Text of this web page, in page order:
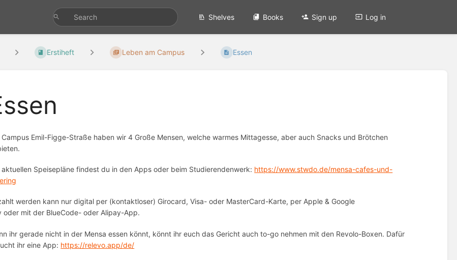
Shelves Books Sign up Log in
Erstiheft Leben am Campus Essen
Campus Emil-Figge-Straße haben wir 4 Große Mensen, welche warmes Mittagesse, aber auch Snacks und Brötchen
aktuellen Speisepläne findest du in den Apps oder beim Studierendenwerk: https://www.stwdo.de/mensa-cafes-und-
werden kann nur digital per (kontaktloser) Girocard, Visa- oder MasterCard-Karte, per Apple & Google
oder mit der BlueCode- oder Alipay-App.
ihr gerade nicht in der Mensa essen könnt, könnt ihr euch das Gericht auch to-go nehmen mit den Revolo-Boxen. Dafür
ihr eine App: https://relevo.app/de/